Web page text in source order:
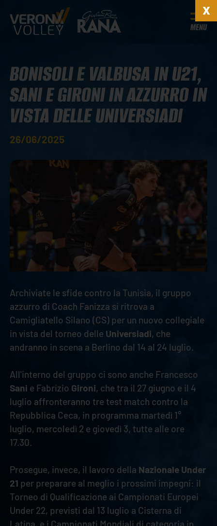
MENU
BONISOLI E VALBUSA IN U21,
SANI E GIRONI IN AZZURRO IN
VISTA DELLE UNIVERSIADI
26/06/2025
Archiviate le sfide contro la Tunisia, il gruppo
azzurro di Coach Fanizza si ritrova a
Camigliatello Silano (CS) per un nuovo collegiale
in vista del torneo delle Universiadi, che
andranno in scena a Berlino dal 14 al 24 luglio.
All'interno del gruppo ci sono anche Francesco
Sani e Fabrizio Gironi, che tra il 27 giugno e il 4
luglio affronteranno tre test match contro la
Repubblica Ceca, in programma martedì 1°
luglio, mercoledì 2 e giovedì 3, tutte alle ore
17.30.
Prosegue, invece, il lavoro della Nazionale Under
21 per preparare al meglio i prossimi impegni: il
Torneo di Qualificazione ai Campionati Europei
Under 22, previsti dal 13 luglio a Cisterna di
Latina, e i Campionati Mondiali di categoria in